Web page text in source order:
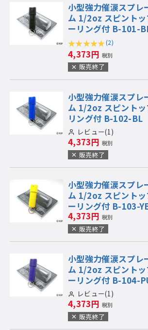
小型強力催涙スプレ
ム 1/2oz スピントッ
ーリング付 B-101-
(2)
4,373円 税別
販売終了
小型強力催涙スプレ
ム 1/2oz スピントッ
リング付 B-102-BL
レビュー(1)
4,373円 税別
販売終了
小型強力催涙スプレ
ム 1/2oz スピントッ
ーリング付 B-103-
4,373円 税別
販売終了
小型強力催涙スプレ
ム 1/2oz スピントッ
ーリング付 B-104-
レビュー(1)
4,373円 税別
販売終了